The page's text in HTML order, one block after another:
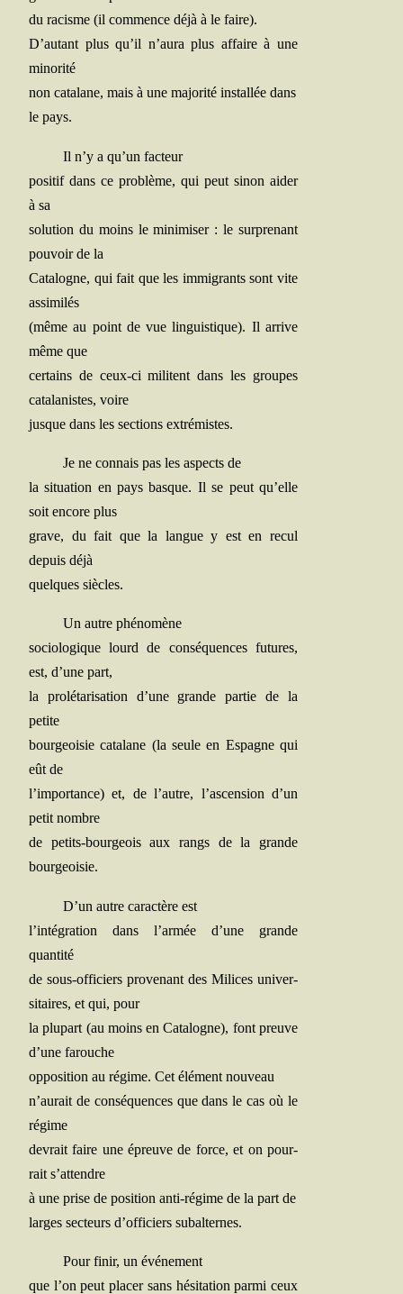
du racisme (il com­mence déjà à le faire).
D’autant plus qu’il n’aura plus affaire à une
minorité
non cata­lane, mais à une majo­ri­té ins­tal­lée dans
le pays.
Il n’y a qu’un facteur
posi­tif dans ce pro­blème, qui peut sinon aider
à sa
solu­tion du moins le mini­mi­ser : le sur­pre­nant
pou­voir de la
Cata­logne, qui fait que les immi­grants sont vite
assimilés
(même au point de vue lin­guis­tique). Il arrive
même que
cer­tains de ceux-ci militent dans les groupes
cata­la­nistes, voire
jusque dans les sec­tions extrémistes.
Je ne connais pas les aspects de
la situa­tion en pays basque. Il se peut qu’elle
soit encore plus
grave, du fait que la langue y est en recul
depuis déjà
quelques siècles.
Un autre phénomène
socio­lo­gique lourd de consé­quences futures,
est, d’une part,
la pro­lé­ta­ri­sa­tion d’une grande par­tie de la
petite
bour­geoi­sie cata­lane (la seule en Espagne qui
eût de
l’importance) et, de l’autre, l’ascension d’un
petit nombre
de petits-bour­geois aux rangs de la grande
bourgeoisie.
D’un autre carac­tère est
l’intégration dans l’armée d’une grande
quantité
de sous-offi­ciers pro­ve­nant des Milices uni­ver­
si­taires, et qui, pour
la plu­part (au moins en Cata­logne), font preuve
d’une farouche
oppo­si­tion au régime. Cet élé­ment nouveau
n’aurait de consé­quences que dans le cas où le
régime
devrait faire une épreuve de force, et on pour­
rait s’attendre
à une prise de posi­tion anti-régime de la part de
larges sec­teurs d’officiers subalternes.
Pour finir, un événement
que l’on peut pla­cer sans hési­ta­tion par­mi ceux